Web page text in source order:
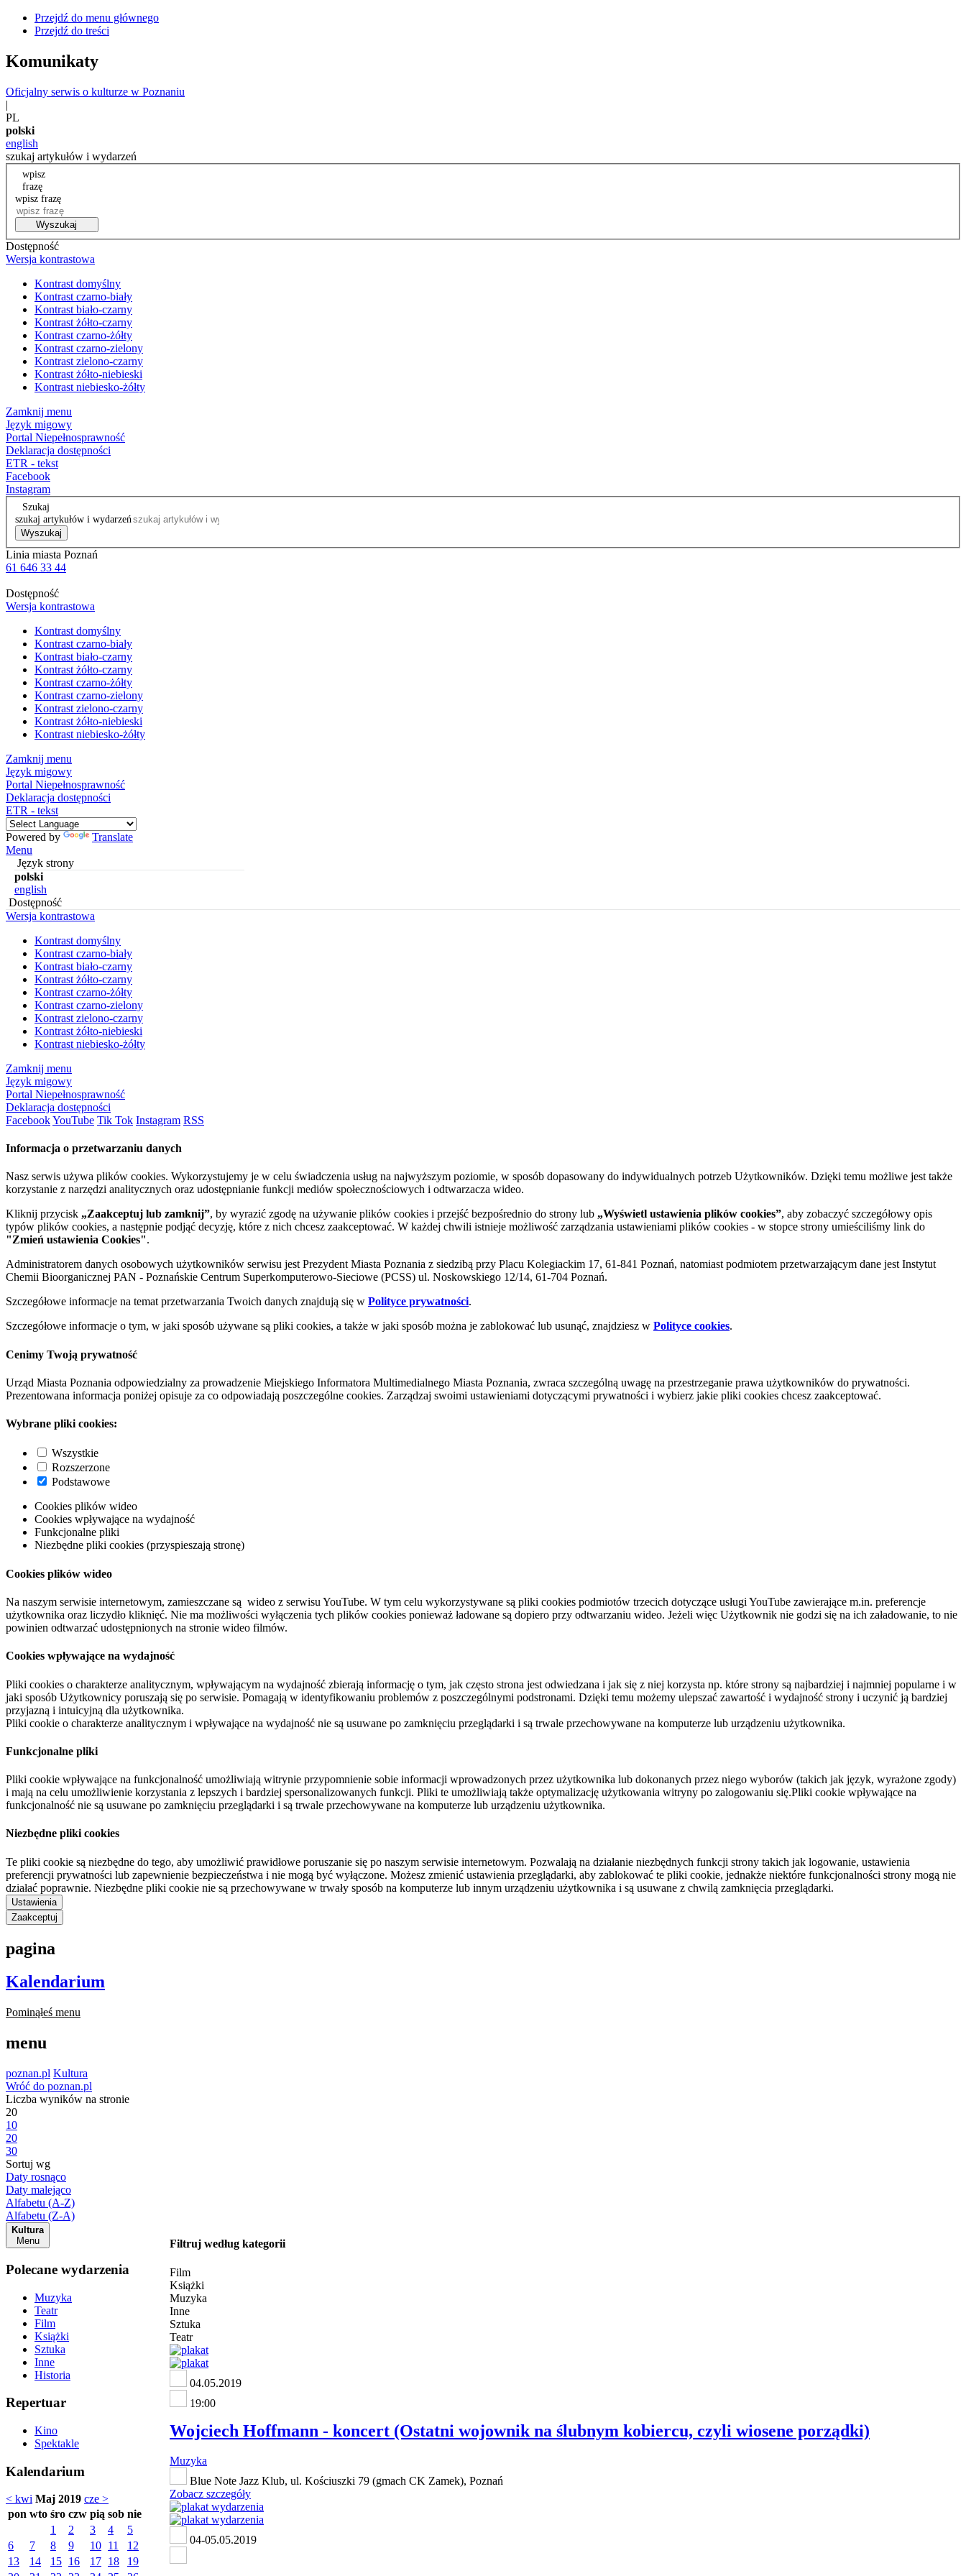
Przejdź do menu głównego
Przejdź do treści
Komunikaty
Oficjalny serwis o kulturze w Poznaniu
|
PL
polski
english
szukaj artykułów i wydarzeń
wpisz
frazę
wpisz frazę
Wyszukaj
Dostępność
Wersja kontrastowa
Kontrast domyślny
Kontrast czarno-biały
Kontrast biało-czarny
Kontrast żółto-czarny
Kontrast czarno-żółty
Kontrast czarno-zielony
Kontrast zielono-czarny
Kontrast żółto-niebieski
Kontrast niebiesko-żółty
Zamknij menu
Język migowy
Portal Niepełnosprawność
Deklaracja dostępności
ETR - tekst
Facebook
Instagram
Szukaj
szukaj artykułów i wydarzeń
Wyszukaj
Linia miasta Poznań
61 646 33 44
Dostępność
Wersja kontrastowa
Kontrast domyślny
Kontrast czarno-biały
Kontrast biało-czarny
Kontrast żółto-czarny
Kontrast czarno-żółty
Kontrast czarno-zielony
Kontrast zielono-czarny
Kontrast żółto-niebieski
Kontrast niebiesko-żółty
Zamknij menu
Język migowy
Portal Niepełnosprawność
Deklaracja dostępności
ETR - tekst
Powered by
Translate
Menu
Język strony
polski
english
Dostępność
Wersja kontrastowa
Kontrast domyślny
Kontrast czarno-biały
Kontrast biało-czarny
Kontrast żółto-czarny
Kontrast czarno-żółty
Kontrast czarno-zielony
Kontrast zielono-czarny
Kontrast żółto-niebieski
Kontrast niebiesko-żółty
Zamknij menu
Język migowy
Portal Niepełnosprawność
Deklaracja dostępności
FacebookYouTube Tik Tok Instagram RSS
Informacja o przetwarzaniu danych
Nasz serwis używa plików cookies. Wykorzystujemy je w celu świadczenia usług na najwyższym poziomie, w sposób dopasowany do indywidualnych potrzeb Użytkowników. Dzięki temu możliwe jest także
korzystanie z narzędzi analitycznych oraz udostępnianie funkcji mediów społecznościowych i odtwarzacza wideo.
Kliknij przycisk „Zaakceptuj lub zamknij”, by wyrazić zgodę na używanie plików cookies i przejść bezpośrednio do strony lub „Wyświetl ustawienia plików cookies”, aby zobaczyć szczegółowy opis
typów plików cookies, a następnie podjąć decyzję, które z nich chcesz zaakceptować. W każdej chwili istnieje możliwość zarządzania ustawieniami plików cookies - w stopce strony umieściliśmy link do
"Zmień ustawienia Cookies".
Administratorem danych osobowych użytkowników serwisu jest Prezydent Miasta Poznania z siedzibą przy Placu Kolegiackim 17, 61-841 Poznań, natomiast podmiotem przetwarzającym dane jest Instytut
Chemii Bioorganicznej PAN - Poznańskie Centrum Superkomputerowo-Sieciowe (PCSS) ul. Noskowskiego 12/14, 61-704 Poznań.
Szczegółowe informacje na temat przetwarzania Twoich danych znajdują się w Polityce prywatności.
Szczegółowe informacje o tym, w jaki sposób używane są pliki cookies, a także w jaki sposób można je zablokować lub usunąć, znajdziesz w Polityce cookies.
Cenimy Twoją prywatność
Urząd Miasta Poznania odpowiedzialny za prowadzenie Miejskiego Informatora Multimedialnego Miasta Poznania, zwraca szczególną uwagę na przestrzeganie prawa użytkowników do prywatności.
Prezentowana informacja poniżej opisuje za co odpowiadają poszczególne cookies. Zarządzaj swoimi ustawieniami dotyczącymi prywatności i wybierz jakie pliki cookies chcesz zaakceptować.
Wybrane pliki cookies:
Wszystkie
Rozszerzone
Podstawowe
Cookies plików wideo
Cookies wpływające na wydajność
Funkcjonalne pliki
Niezbędne pliki cookies (przyspieszają stronę)
Cookies plików wideo
Na naszym serwisie internetowym, zamieszczane są wideo z serwisu YouTube. W tym celu wykorzystywane są pliki cookies podmiotów trzecich dotyczące usługi YouTube zawierające m.in. preferencje
użytkownika oraz liczydło kliknięć. Nie ma możliwości wyłączenia tych plików cookies ponieważ ładowane są dopiero przy odtwarzaniu wideo. Jeżeli więc Użytkownik nie godzi się na ich załadowanie, to nie
powinien odtwarzać udostępnionych na stronie wideo filmów.
Cookies wpływające na wydajność
Pliki cookies o charakterze analitycznym, wpływającym na wydajność zbierają informację o tym, jak często strona jest odwiedzana i jak się z niej korzysta np. które strony są najbardziej i najmniej popularne i w
jaki sposób Użytkownicy poruszają się po serwisie. Pomagają w identyfikowaniu problemów z poszczególnymi podstronami. Dzięki temu możemy ulepszać zawartość i wydajność strony i uczynić ją bardziej
przyjazną i intuicyjną dla użytkownika.
Pliki cookie o charakterze analitycznym i wpływające na wydajność nie są usuwane po zamknięciu przeglądarki i są trwale przechowywane na komputerze lub urządzeniu użytkownika.
Funkcjonalne pliki
Pliki cookie wpływające na funkcjonalność umożliwiają witrynie przypomnienie sobie informacji wprowadzonych przez użytkownika lub dokonanych przez niego wyborów (takich jak język, wyrażone zgody)
i mają na celu umożliwienie korzystania z lepszych i bardziej spersonalizowanych funkcji. Pliki te umożliwiają także optymalizację użytkowania witryny po zalogowaniu się.Pliki cookie wpływające na
funkcjonalność nie są usuwane po zamknięciu przeglądarki i są trwale przechowywane na komputerze lub urządzeniu użytkownika.
Niezbędne pliki cookies
Te pliki cookie są niezbędne do tego, aby umożliwić prawidłowe poruszanie się po naszym serwisie internetowym. Pozwalają na działanie niezbędnych funkcji strony takich jak logowanie, ustawienia
preferencji prywatności lub zapewnienie bezpieczeństwa i nie mogą być wyłączone. Możesz zmienić ustawienia przeglądarki, aby zablokować te pliki cookie, jednakże niektóre funkcjonalności strony mogą nie
działać poprawnie. Niezbędne pliki cookie nie są przechowywane w trwały sposób na komputerze lub innym urządzeniu użytkownika i są usuwane z chwilą zamknięcia przeglądarki.
Ustawienia
Zaakceptuj
pagina
Kalendarium
Pominąłeś menu
menu
poznan.pl Kultura
Wróć do poznan.pl
Liczba wyników na stronie
20
10
20
30
Sortuj wg
Daty rosnąco
Daty malejąco
Alfabetu (A-Z)
Alfabetu (Z-A)
Kultura
Menu
Polecane wydarzenia
Muzyka
Teatr
Film
Książki
Sztuka
Inne
Historia
Repertuar
Kino
Spektakle
Kalendarium
< kwi Maj 2019 cze >
pon wto śro czw pią sob nie
1
2 3 4
5
6
7 8 9 10 11
12
13
14 15 16 17 18
19
Filtruj według kategorii
Film
Książki
Muzyka
Inne
Sztuka
Teatr
04.05.2019
19:00
Wojciech Hoffmann - koncert (Ostatni wojownik na ślubnym kobiercu, czyli wiosene porządki)
Muzyka
Blue Note Jazz Klub, ul. Kościuszki 79 (gmach CK Zamek), Poznań
Zobacz szczegóły
04-05.05.2019